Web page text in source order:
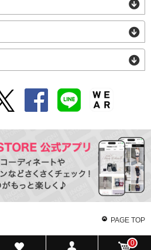
PAGE TOP
0